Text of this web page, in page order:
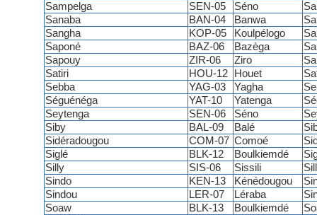
Sampelga
SEN-05 Séno
Sanaba
BAN-04 Banwa
Sangha
KOP-05 Koulpélogo
Saponé
BAZ-06 Bazèga
Sapouy
ZIR-06 Ziro
Satiri
HOU-12 Houet
Sebba
YAG-03 Yagha
Séguénéga
YAT-10 Yatenga
Seytenga
SEN-06 Séno
Siby
BAL-09 Balé
Sidéradougou
COM-07 Comoé
Siglé
BLK-12 Boulkiemdé
Silly
SIS-06 Sissili
Sindo
KEN-13 Kénédougou
Sindou
LER-07 Léraba
Soaw
BLK-13 Boulkiemdé